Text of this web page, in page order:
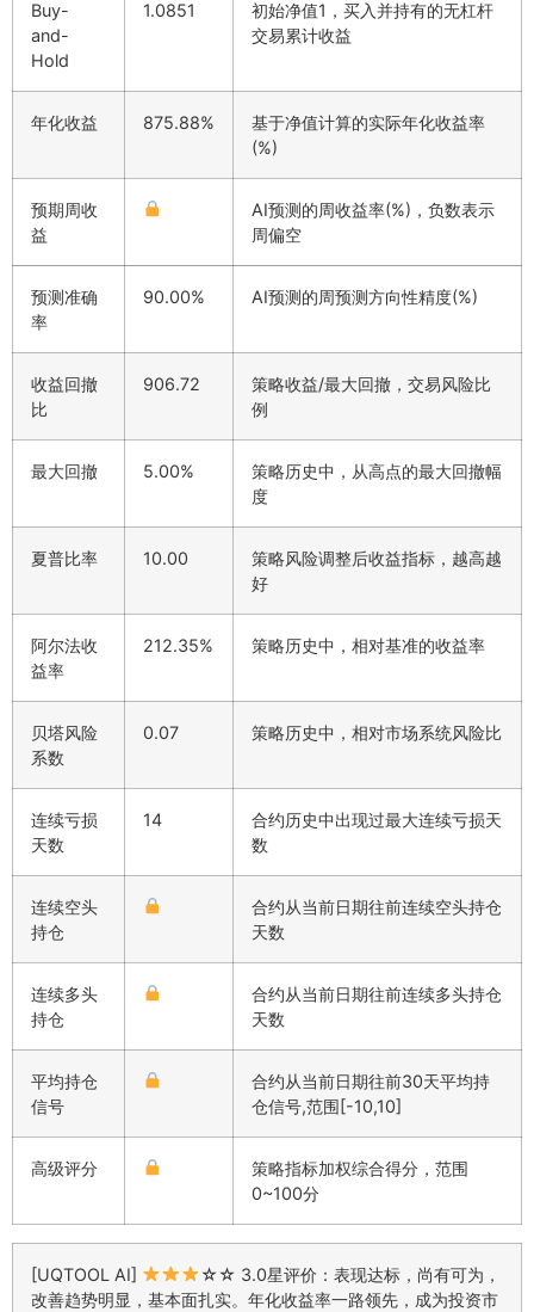
Buy-
and-
Hold
1.0851
初始净值1，买入并持有的无杠杆
交易累计收益
年化收益 875.88%
基于净值计算的实际年化收益率
(%)
预期周收
益
AI预测的周收益率(%)，负数表示
周偏空
预测准确
率
90.00% AI预测的周预测方向性精度(%)
收益回撤
比
906.72
策略收益/最大回撤，交易风险比
例
最大回撤 5.00%
策略历史中，从高点的最大回撤幅
度
夏普比率 10.00
策略风险调整后收益指标，越高越
好
阿尔法收
益率
212.35% 策略历史中，相对基准的收益率
贝塔风险
系数
0.07 策略历史中，相对市场系统风险比
连续亏损
天数
14
合约历史中出现过最大连续亏损天
数
连续空头
持仓
合约从当前日期往前连续空头持仓
天数
连续多头
持仓
合约从当前日期往前连续多头持仓
天数
平均持仓
信号
合约从当前日期往前30天平均持
仓信号,范围[-10,10]
高级评分
策略指标加权综合得分，范围
0~100分
[UQTOOL AI]
☆☆ 3.0星评价：表现达标，尚有可为，
改善趋势明显，基本面扎实。年化收益率一路领先，成为投资市